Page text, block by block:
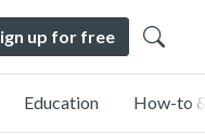
up for free
Education How-to